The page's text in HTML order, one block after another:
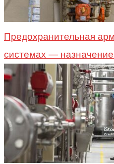
Предохранительная
системах —